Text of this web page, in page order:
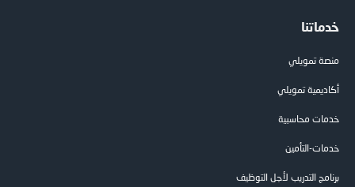
خدماتنا
منصة تمويلي
أكاديمية تمويلي
خدمات محاسبية
خدمات-التأمين
برنامج التدريب لأجل التوظيف